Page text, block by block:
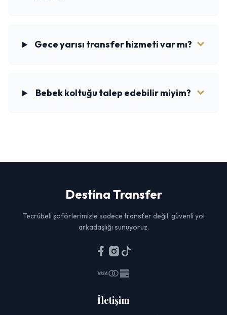
Gece yarısı transfer hizmeti var mı?
Bebek koltuğu talep edebilir miyim?
Destina Transfer
Tecrübeli şoförlerimizle sadece transfer değil, güvenli yol
arkadaşlığı sunuyoruz.
İletişim